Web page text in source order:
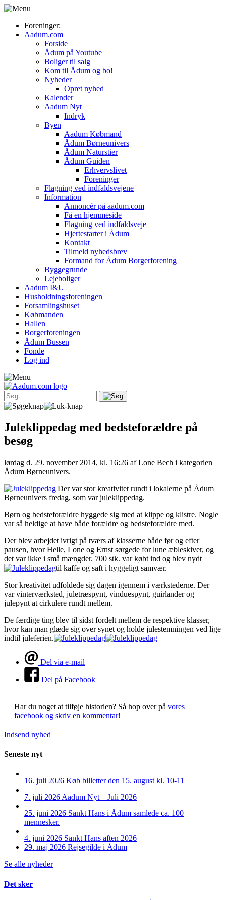
Foreninger:
Aadum.com
Forside
Ådum på Youtube
Boliger til salg
Kom til Ådum og bo!
Nyheder
Opret nyhed
Kalender
Aadum Nyt
Indryk
Byen
Aadum Købmand
Ådum Børneunivers
Ådum Naturstier
Ådum Guiden
Erhvervslivet
Foreninger
Flagning ved indfaldsvejene
Information
Annoncér på aadum.com
Få en hjemmeside
Flagning ved indfaldsveje
Hjertestarter i Ådum
Kontakt
Tilmeld nyhedsbrev
Formand for Ådum Borgerforening
Byggegrunde
Lejeboliger
Aadum I&U
Husholdningsforeningen
Forsamlingshuset
Købmanden
Hallen
Borgerforeningen
Ådum Bussen
Fonde
Log ind
Juleklippedag med bedsteforældre på
besøg
lørdag d. 29. november 2014, kl. 16:26 af Lone Bech i kategorien
Ådum Børneunivers.
Der var stor kreativitet rundt i lokalerne på Ådum
Børneunivers fredag, som var juleklippedag.
Børn og bedsteforældre hyggede sig med at klippe og klistre. Nogle
var så heldige at have både forældre og bedsteforældre med.
Der blev arbejdet ivrigt på tværs af klasserne både før og efter
pausen, hvor Helle, Lone og Ernst sørgede for lune æbleskiver, og
det var ikke i små mængder. 700 stk. var købt ind og blev nydt
til kaffe og saft i hyggeligt samvær.
Stor kreativitet udfoldede sig dagen igennem i værkstederne. Der
var vinterværksted, juletræspynt, vinduespynt, guirlander og
julepynt at cirkulere rundt mellem.
De færdige ting blev til sidst fordelt mellem de respektive klasser,
hvor kan man glæde sig over synet og holde julestemningen ved lige
indtil juleferien.
Del via e-mail
Del på Facebook
Har du noget at tilføje historien? Så hop over på vores
facebook og skriv en kommentar!
Indsend nyhed
Seneste nyt
16. juli 2026 Køb billetter den 15. august kl. 10-11
7. juli 2026 Aadum Nyt – Juli 2026
25. juni 2026 Sankt Hans i Ådum samlede ca. 100
mennesker.
4. juni 2026 Sankt Hans aften 2026
29. maj 2026 Rejsegilde i Ådum
Se alle nyheder
Det sker